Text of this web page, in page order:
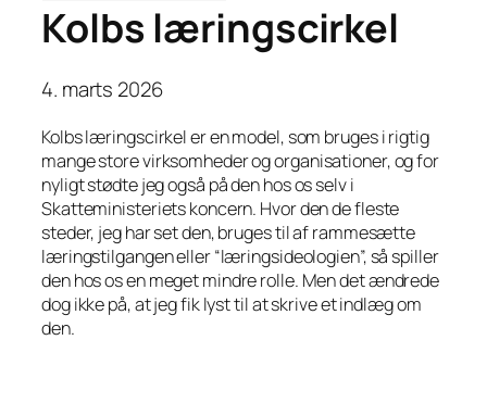
Kolbs læringscirkel
4. marts 2026
Kolbs læringscirkel er en model, som bruges i rigtig
mange store virksomheder og organisationer, og for
nyligt stødte jeg også på den hos os selv i
Skatteministeriets koncern. Hvor den de fleste
steder, jeg har set den, bruges til af rammesætte
læringstilgangen eller “læringsideologien”, så spiller
den hos os en meget mindre rolle. Men det ændrede
dog ikke på, at jeg fik lyst til at skrive et indlæg om
den.